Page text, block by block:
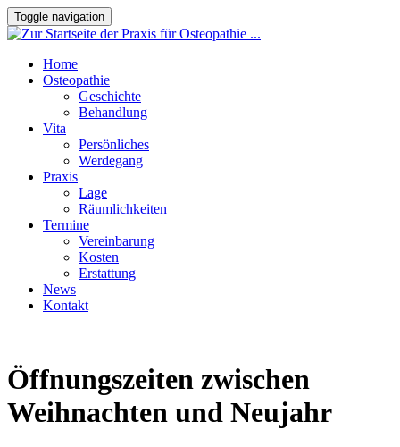
Toggle navigation
Home
Osteopathie
Geschichte
Behandlung
Vita
Persönliches
Werdegang
Praxis
Lage
Räumlichkeiten
Termine
Vereinbarung
Kosten
Erstattung
News
Kontakt
Öffnungszeiten zwischen
Weihnachten und Neujahr